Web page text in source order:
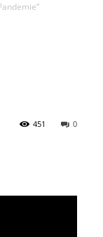
0
451